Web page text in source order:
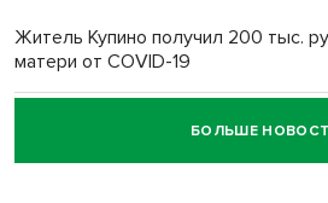
Житель Купино получил 200 тыс.
матери от COVID-19
Новосибирский суд наказал
пенсионерки на вокзале
БОЛЬШЕ